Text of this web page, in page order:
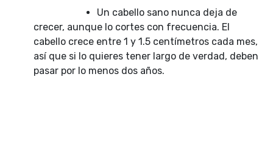
Un cabello sano nunca deja de
crecer, aunque lo cortes con frecuencia. El
cabello crece entre 1 y 1.5 centímetros cada mes,
así que si lo quieres tener largo de verdad, deben
pasar por lo menos dos años.